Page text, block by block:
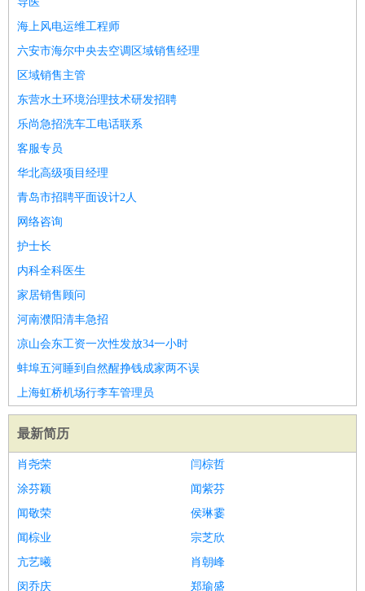
海上风电运维工程师
六安市海尔中央去空调区域销售经理
区域销售主管
东营水土环境治理技术研发招聘
乐尚急招洗车工电话联系
客服专员
华北高级项目经理
青岛市招聘平面设计2人
网络咨询
护士长
内科全科医生
家居销售顾问
河南濮阳清丰急招
凉山会东工资一次性发放34一小时
蚌埠五河睡到自然醒挣钱成家两不误
上海虹桥机场行李车管理员
最新简历
肖尧荣
闫棕哲
涂芬颖
闻紫芬
闻敬荣
侯琳霎
闻棕业
宗芝欣
亢艺曦
肖朝峰
闵乔庆
郑瑜盛